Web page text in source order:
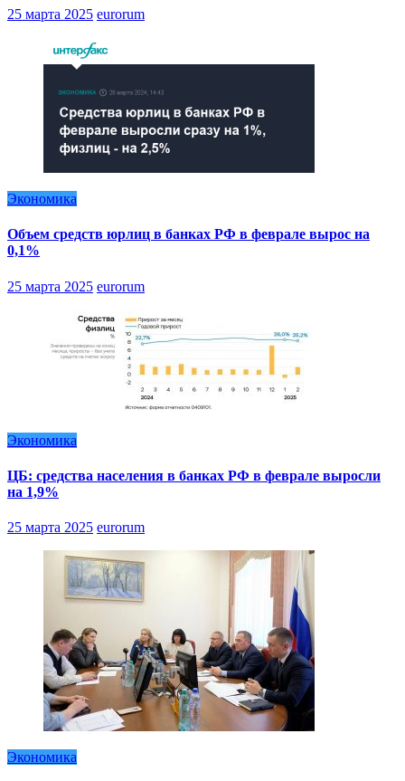
25 марта 2025 eurorum
Экономика
Объем средств юрлиц в банках РФ в феврале вырос на
0,1%
25 марта 2025 eurorum
Экономика
ЦБ: средства населения в банках РФ в феврале выросли
на 1,9%
25 марта 2025 eurorum
Экономика